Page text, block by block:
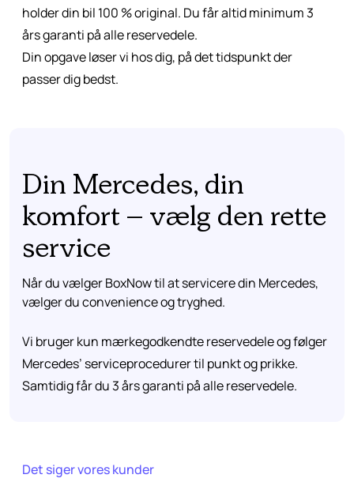
holder din bil 100 % original. Du får altid minimum 3
års garanti på alle reservedele.
Din opgave løser vi hos dig, på det tidspunkt der
passer dig bedst.
Din Mercedes, din
komfort – vælg den rette
service
Når du vælger BoxNow til at servicere din Mercedes,
vælger du convenience og tryghed.
Vi bruger kun mærkegodkendte reservedele og følger
Mercedes’ serviceprocedurer til punkt og prikke.
Samtidig får du 3 års garanti på alle reservedele.
Det siger vores kunder